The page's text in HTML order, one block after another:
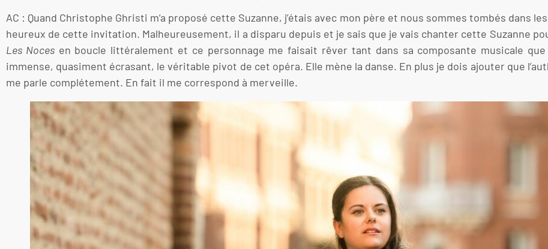
AC : Quand Christophe Ghristi m’a proposé cette Suzanne, j’étais avec mon père et nous sommes tombés dans
heureux de cette invitation. Malheureusement, il a disparu depuis et je sais que je vais chanter cette Suzanne
Les Nocesen boucle littéralement et ce personnage me faisait rêver tant dans sa composante musicale
immense, quasiment écrasant, le véritable pivot de cet opéra. Elle mène la danse. En plus je dois ajouter que
me parle complétement. En fait il me correspond à merveille.